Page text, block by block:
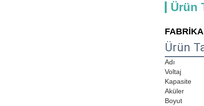
Ürün
Ürün
Adı
Voltaj
Kapasite
Aküler
Boyut